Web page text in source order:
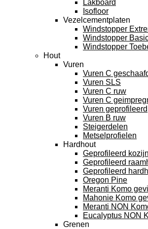
Lakboard
Isofloor
Vezelcementplaten
Windstopper
Windstopper
Windstopper
Hout
Vuren
Vuren C
Vuren SLS
Vuren C ruw
Vuren C
Vuren geprofileerd
Vuren B ruw
Steigerdelen
Metselprofielen
Hardhout
Geprofileerd
Geprofileerd
Geprofileerd
Oregon Pine
Meranti Komo
Mahonie Komo
Meranti NON
Eucalyptus NON
Grenen